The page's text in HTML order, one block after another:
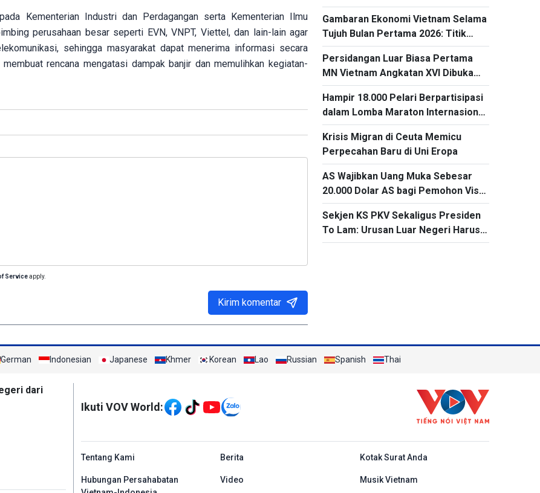
Kementerian Industri dan Perdagangan serta Kementerian Ilmu
perusahaan besar seperti EVN, VNPT, Viettel, dan lain-lain agar
sehingga masyarakat dapat menerima informasi secara
rencana mengatasi dampak banjir dan memulihkan kegiatan-
Serviceapply.
Kirim komentar
Expedia1
Gambaran Ekonomi Vietnam Selama
Tujuh Bulan Pertama 2026: Titik
Cerah dari kegiatan Ekspor dan
Impor
Persidangan Luar Biasa Pertama
MN Vietnam Angkatan XVI Dibuka
pada 3 Agustus
Hampir 18.000 Pelari Berpartisipasi
dalam Lomba Maraton Internasional
Warisan Ha Long 2026
Krisis Migran di Ceuta Memicu
Perpecahan Baru di Uni Eropa
AS Wajibkan Uang Muka Sebesar
20.000 Dolar AS bagi Pemohon Visa
dari 50 Negara
Sekjen KS PKV Sekaligus Presiden
To Lam: Urusan Luar Negeri Harus
Mengubah Kerangka Kerja Sama
German Indonesian Japanese Khmer Korean Lao Russian Spanish Thai
dari
Mạng xã hội
Ikuti VOV World:
menu footer tiếng Indo
Tentang Kami Berita Kotak Surat Anda
Hubungan Persahabatan
Video Musik Vietnam